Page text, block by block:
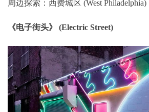
周边探索：西费城区 (West Philadelphia)
《电子街头》 (Electric Street)